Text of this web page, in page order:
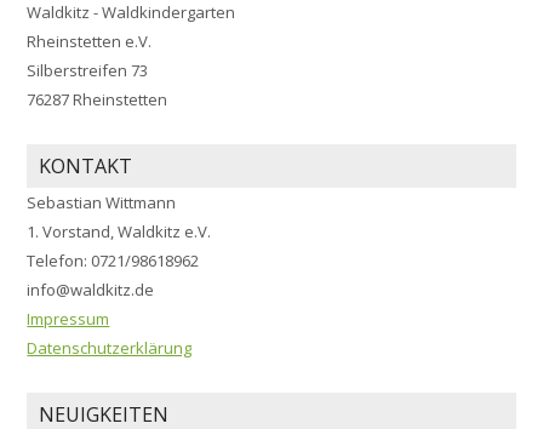
Waldkitz - Waldkindergarten
Rheinstetten e.V.
Silberstreifen 73
76287 Rheinstetten
KONTAKT
Sebastian Wittmann
1. Vorstand, Waldkitz e.V.
Telefon: 0721/98618962
info@waldkitz.de
Impressum
Datenschutzerklärung
NEUIGKEITEN